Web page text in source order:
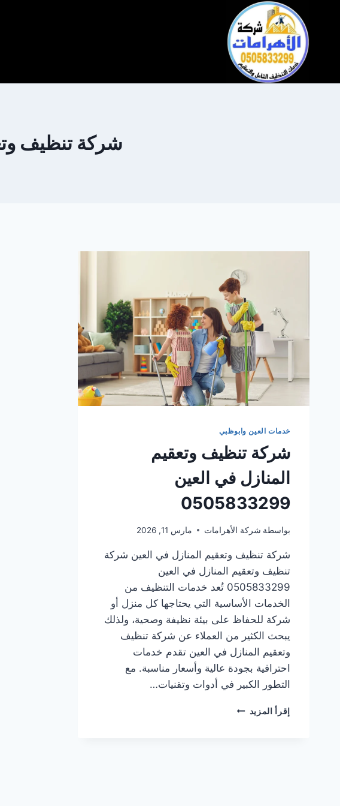
المحتوى
شركة تنظيف
خدمات العين وابوظبي
شركة تنظيف وتعقيم
المنازل في العين
0505833299
بواسطة شركة الأهرامات مارس 11, 2026
شركة تنظيف وتعقيم المنازل في العين شركة
تنظيف وتعقيم المنازل في العين
0505833299 تُعد خدمات التنظيف من
الخدمات الأساسية التي يحتاجها كل منزل أو
شركة للحفاظ على بيئة نظيفة وصحية، ولذلك
يبحث الكثير من العملاء عن شركة تنظيف
وتعقيم المنازل في العين تقدم خدمات
احترافية بجودة عالية وأسعار مناسبة. مع
التطور الكبير في أدوات وتقنيات…
إقرأ المزيد شركة